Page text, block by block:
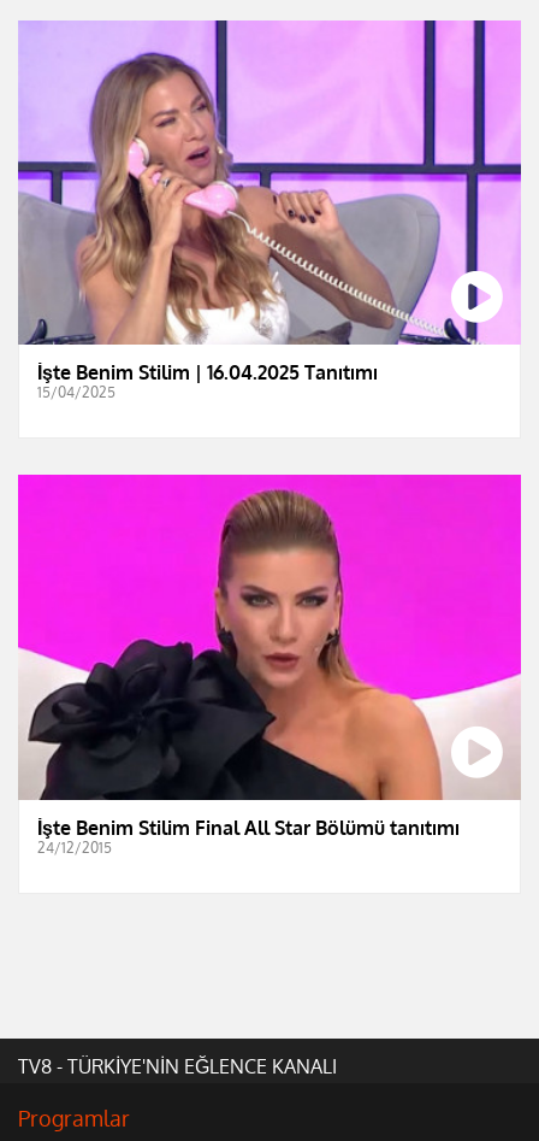
İşte Benim Stilim | 16.04.2025 Tanıtımı
15/04/2025
İşte Benim Stilim Final All Star Bölümü tanıtımı
24/12/2015
TV8 - TÜRKİYE'NİN EĞLENCE KANALI
Programlar